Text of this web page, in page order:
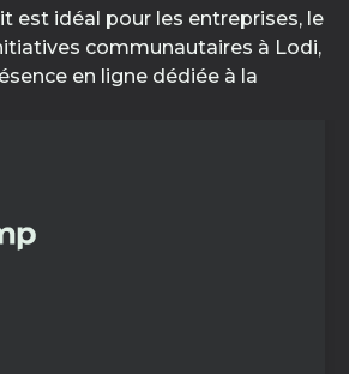
est idéal pour les entreprises, le
communautaires à Lodi,
en ligne dédiée à la